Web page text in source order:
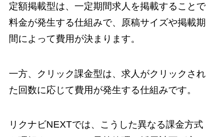
定額掲載型は、一定期間求人を掲載することで
料金が発生する仕組みで、原稿サイズや掲載期
間によって費用が決まります。
一方、クリック課金型は、求人がクリックされ
た回数に応じて費用が発生する仕組みです。
リクナビNEXTでは、こうした異なる課金方式